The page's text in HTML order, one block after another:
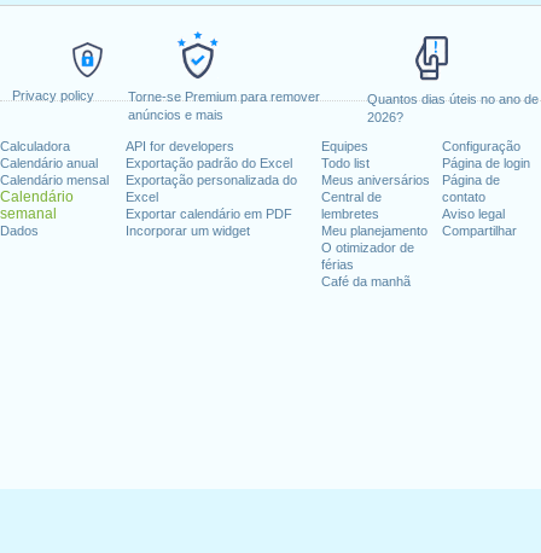
Privacy policy
Torne-se Premium para remover
anúncios e mais
Quantos dias úteis no ano de
2026?
Calculadora
Calendário anual
Calendário mensal
Calendário
semanal
Dados
API for developers
Exportação padrão do Excel
Exportação personalizada do
Excel
Exportar calendário em PDF
Incorporar um widget
Equipes
Todo list
Meus aniversários
Central de
lembretes
Meu planejamento
O otimizador de
férias
Café da manhã
Configuração
Página de login
Página de
contato
Aviso legal
Compartilhar